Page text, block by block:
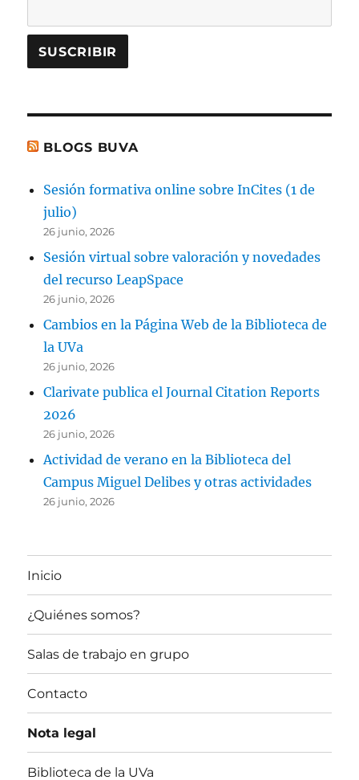
BLOGS BUVA
Sesión formativa online sobre InCites (1 de
julio)
26 junio, 2026
Sesión virtual sobre valoración y novedades
del recurso LeapSpace
26 junio, 2026
Cambios en la Página Web de la Biblioteca de
la UVa
26 junio, 2026
Clarivate publica el Journal Citation Reports
2026
26 junio, 2026
Actividad de verano en la Biblioteca del
Campus Miguel Delibes y otras actividades
26 junio, 2026
Inicio
¿Quiénes somos?
Salas de trabajo en grupo
Contacto
Nota legal
Biblioteca de la UVa